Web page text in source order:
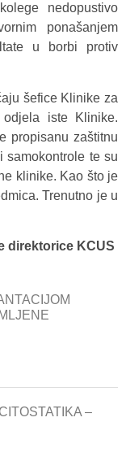
nedopustivo
ponašanjem
u borbi protiv
šefice Klinike za
odjela iste Klinike.
propisanu zaštitnu
samokontrole te su
klinike. Kao što je
Trenutno je u
direktorice KCUS
–